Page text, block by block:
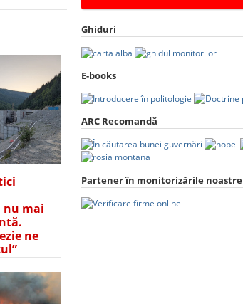
nu mai
ne
Ghiduri
E-books
ARC Recomandă
Partener în monitorizările noastre